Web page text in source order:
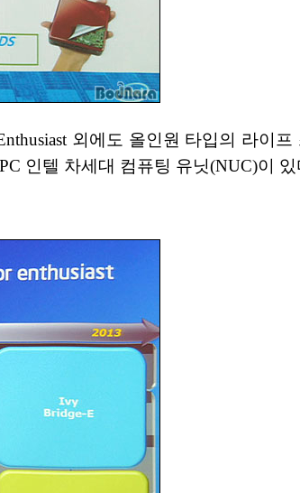
외에도 올인원 타입의 라이
인텔 차세대 컴퓨팅 유닛(NUC)이 있